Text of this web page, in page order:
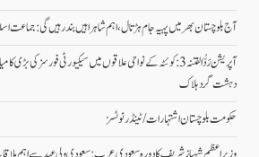
آج بلوچستان بھر میں پہیہ جام ہڑتال، اہم شاہراہیں بند رہیں گی: جماعت
آپریشن رَدُّ الفتنہ 3: کوئٹہ کے نواحی علاقوں میں سیکیورٹی فورسز کی
دہشت گرد ہلاک
حکومت بلوچستان اشتہارات/ ٹینڈر نوٹسز